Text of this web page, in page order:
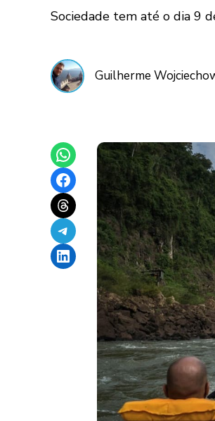
Sociedade tem até o dia 9
Guilherme
Share on WhatsApp
Share on Facebook
Share on Threads
Share on Telegram
Share on LinkedIn